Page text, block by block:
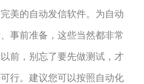
美的自动发信软件。为自动
事前准备，这些当然都非常
前，别忘了要先做测试，才
行。建议您可以按照自动化